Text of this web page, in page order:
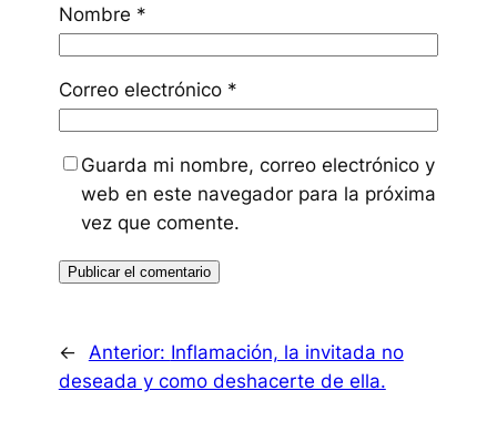
Nombre *
Correo electrónico *
Guarda mi nombre, correo electrónico y
web en este navegador para la próxima
vez que comente.
← Anterior: Inflamación, la invitada no
deseada y como deshacerte de ella.